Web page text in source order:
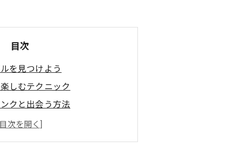
目次
を見つけよう
しむテクニック
クと出会う方法
こうすればいい！
う時間の過ごし方